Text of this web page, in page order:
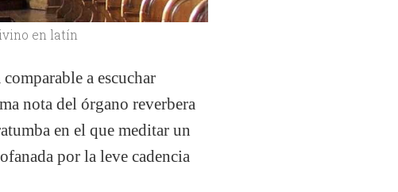
en latín
a escuchar
nota del órgano reverbera
en el que meditar un
por la leve cadencia